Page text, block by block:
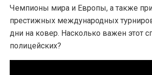
Чемпионы мира и Европы, а также
престижных международных
дни на ковер. Насколько важен этот
полицейских?